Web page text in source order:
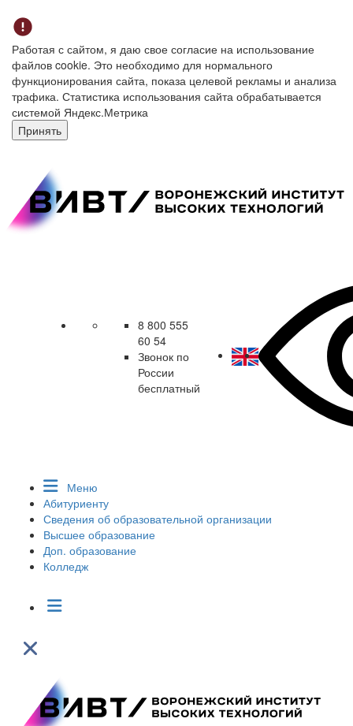
Работая с сайтом, я даю свое согласие на использование
файлов cookie. Это необходимо для нормального
функционирования сайта, показа целевой рекламы и анализа
трафика. Статистика использования сайта обрабатывается
системой Яндекс.Метрика
Принять
8 800 555
60 54
Звонок по
России
бесплатный
Меню
Абитуриенту
Сведения об образовательной организации
Высшее образование
Доп. образование
Колледж